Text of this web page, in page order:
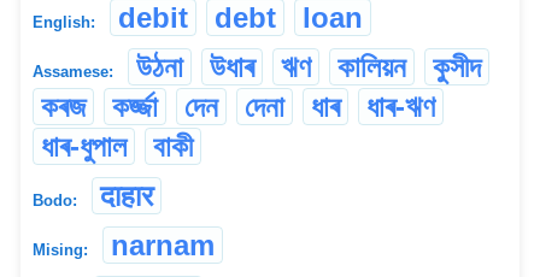
English: debit debt loan
Assamese: উঠনা উধাৰ ঋণ কালিয়ন
কুসীদ
কৰজ
কৰ্জ্জা দেন দেনা ধাৰ
ধাৰ-ঋণ
ধাৰ-ধুপাল
বাকী
Bodo: दाहार
Mising: narnam